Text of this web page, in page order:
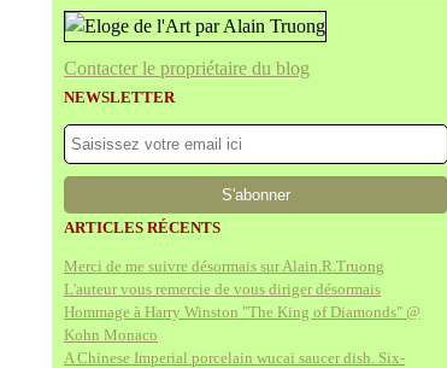
Contacter le propriétaire du blog
NEWSLETTER
ARTICLES RÉCENTS
Merci de me suivre désormais sur Alain.R.Truong
L'auteur vous remercie de vous diriger désormais
Hommage à Harry Winston "The King of Diamonds" @
Kohn Monaco
A Chinese Imperial porcelain wucai saucer dish. Six-